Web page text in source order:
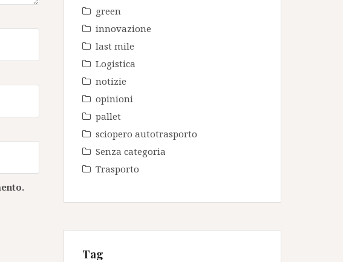
green
innovazione
last mile
Logistica
notizie
opinioni
pallet
sciopero autotrasporto
Senza categoria
Trasporto
Tag